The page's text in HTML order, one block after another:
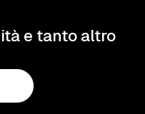
e tanto altro